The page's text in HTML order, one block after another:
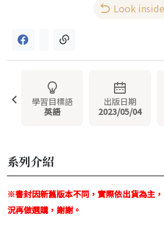
Look inside
學習目標語
英語
出版日期
2023/05/04
系列介紹
※書封因新舊版本不同，實際依出貨為主
況再做選購，謝謝。